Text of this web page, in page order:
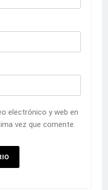
electrónico y web en
vez que comente.